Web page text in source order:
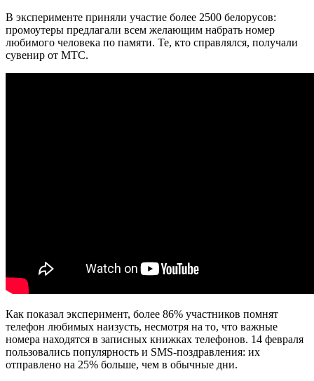
В эксперименте приняли участие более 2500 белорусов:
промоутеры предлагали всем желающим набрать номер
любимого человека по памяти. Те, кто справлялся, получали
сувенир от МТС.
Как показал эксперимент, более 86% участников помнят
телефон любимых наизусть, несмотря на то, что важные
номера находятся в записных книжках телефонов. 14 февраля
пользовались популярность и SMS-поздравления: их
отправлено на 25% больше, чем в обычные дни.